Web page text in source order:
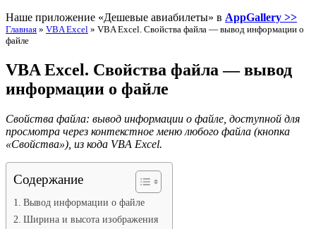
Наше приложение «Дешевые авиабилеты» в AppGallery >>
Главная » VBA Excel » VBA Excel. Свойства файла — вывод информации о
файле
VBA Excel. Свойства файла — вывод
информации о файле
Свойства файла: вывод информации о файле, доступной для
просмотра через контекстное меню любого файла (кнопка
«Свойства»), из кода VBA Excel.
Содержание
Вывод информации о файле
Ширина и высота изображения